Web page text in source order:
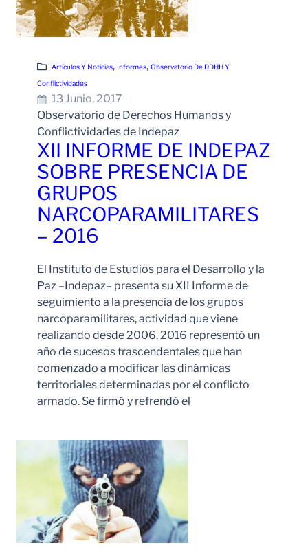
Artículos Y Noticias, Informes, Observatorio De DDHH Y
Conflictividades
13 Junio, 2017
Observatorio de Derechos Humanos y
Conflictividades de Indepaz
XII INFORME DE INDEPAZ
SOBRE PRESENCIA DE
GRUPOS
NARCOPARAMILITARES
– 2016
El Instituto de Estudios para el Desarrollo y la
Paz –Indepaz– presenta su XII Informe de
seguimiento a la presencia de los grupos
narcoparamilitares, actividad que viene
realizando desde 2006. 2016 representó un
año de sucesos trascendentales que han
comenzado a modificar las dinámicas
territoriales determinadas por el conflicto
armado. Se firmó y refrendó el